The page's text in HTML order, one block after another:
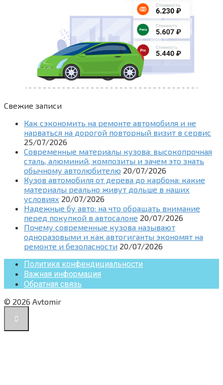
Свежие записи
Как сэкономить на ремонте автомобиля и не
нарваться на дорогой повторный визит в сервис
25/07/2026
Современные материалы кузова: высокопрочная
сталь, алюминий, композиты и зачем это знать
обычному автолюбителю 20/07/2026
Кузов автомобиля от дерева до карбона: какие
материалы реально живут дольше в наших
условиях 20/07/2026
Надежные бу авто: на что обращать внимание
перед покупкой в автосалоне 20/07/2026
Почему современные кузова называют
одноразовыми и как автогиганты экономят на
ремонте и безопасности 20/07/2026
Политика конфендициальности
Важная информация
Обратная связь
© 2026 Avtomir